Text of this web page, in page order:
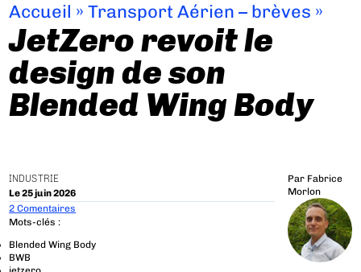
Accueil »Transport Aérien – brèves »
JetZero revoit le
design de son
Blended Wing Body
INDUSTRIE
Le 25 juin 2026
Par Fabrice
Morlon
2 Comentaires
Mots-clés :
Blended Wing Body
BWB